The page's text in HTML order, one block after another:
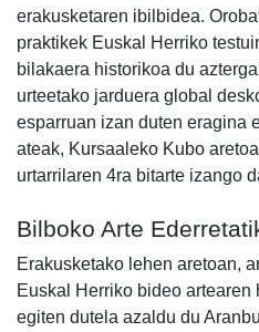
erakusketaren ibilbidea.
praktikek Euskal Herriko
bilakaera historikoa du
urteetako jarduera global
esparruan izan duten eragina
ateak, Kursaaleko Kubo
urtarrilaren 4ra bitarte izango
Bilboko Arte
Erakusketako lehen aretoan,
Euskal Herriko bideo
egiten dutela azaldu du